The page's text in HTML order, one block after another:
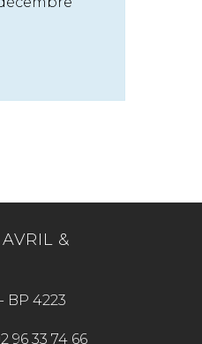
&
BP 4223
96 33 74 66